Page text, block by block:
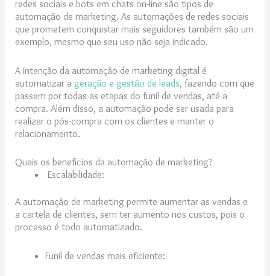
redes sociais e bots em chats on-line são tipos de
automação de marketing. As automações de redes sociais
que prometem conquistar mais seguidores também são um
exemplo, mesmo que seu uso não seja indicado.
A intenção da automação de marketing digital é
automatizar a geração e gestão de leads, fazendo com que
passem por todas as etapas do funil de vendas, até a
compra. Além disso, a automação pode ser usada para
realizar o pós-compra com os clientes e manter o
relacionamento.
Quais os benefícios da automação de marketing?
Escalabilidade:
A automação de marketing permite aumentar as vendas e
a cartela de clientes, sem ter aumento nos custos, pois o
processo é todo automatizado.
Funil de vendas mais eficiente: